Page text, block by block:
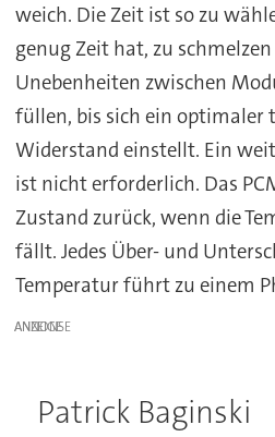
weich. Die Zeit ist so zu
genug Zeit hat, zu
Unebenheiten zwischen
füllen, bis sich ein optimaler
Widerstand einstellt. Ein
ist nicht erforderlich. Das
Zustand zurück, wenn die
fällt. Jedes Über- und
Temperatur führt zu einem
ANZEIGE
Patrick Baginski